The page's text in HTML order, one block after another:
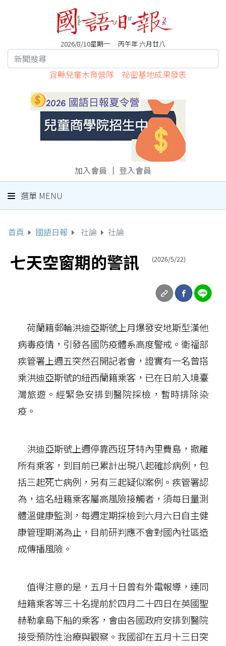
2026/8/10星期一 丙午年 六月廿八
宜縣兒童木育營隊 祕密基地成果發表
加入會員 ｜ 登入會員
選單 MENU
首頁 國語日報 社論 社論
七天空窗期的警訊 (2026/5/22)
荷蘭籍郵輪洪迪亞斯號上月爆發安地斯型漢他
病毒疫情，引發各國防疫體系高度警戒。衛福部
疾管署上週五突然召開記者會，證實有一名曾搭
乘洪迪亞斯號的紐西蘭籍乘客，已在日前入境臺
灣旅遊。經緊急安排到醫院採檢，暫時排除染
疫。
洪迪亞斯號上週停靠西班牙特內里費島，撤離
所有乘客，到目前已累計出現八起確診病例，包
括三起死亡病例，另有三起疑似案例。疾管署認
為，這名紐籍乘客屬高風險接觸者，須每日量測
體溫健康監測，每週定期採檢到六月六日自主健
康管理期滿為止，目前研判應不會對國內社區造
成傳播風險。
值得注意的是，五月十日曾有外電報導，連同
紐籍乘客等三十名提前於四月二十四日在英國聖
赫勒拿島下船的乘客，會由各國政府安排到醫院
接受預防性治療與觀察。我國卻在五月十三日突